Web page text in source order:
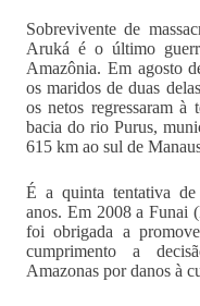
Sobrevivente de
Aruká é o último
Amazônia. Em agosto
os maridos de duas
os netos regressaram à
bacia do rio Purus,
615 km ao sul de
É a quinta tentativa
anos. Em 2008 a Funai
foi obrigada a
cumprimento a
Amazonas por danos à